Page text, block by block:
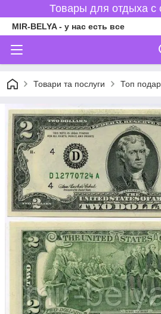
Товары для отдыха с
MIR-BELYA - у нас есть все
Товари та послуги Топ